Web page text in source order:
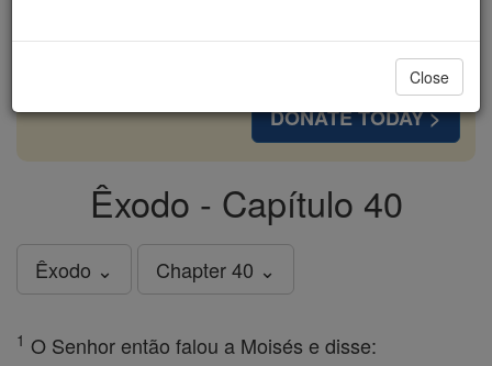
free for all. Be Courageous. Be Catholic. Stand
DONATE TODAY >
Êxodo - Capítulo 40
Êxodo ⌄ Chapter 40 ⌄
1 O Senhor então falou a Moisés e disse:
Close